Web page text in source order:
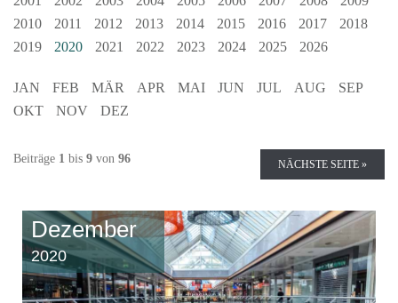
2010
2011 2012 2013 2014 2015 2016 2017
2018
2019
2020 2021 2022 2023 2024 2025 2026
JAN FEB MÄR APR MAI JUN JUL AUG
SEP
OKT
NOV DEZ
Beiträge 1 bis 9 von 96 NÄCHSTE SEITE »
Dezember
2020